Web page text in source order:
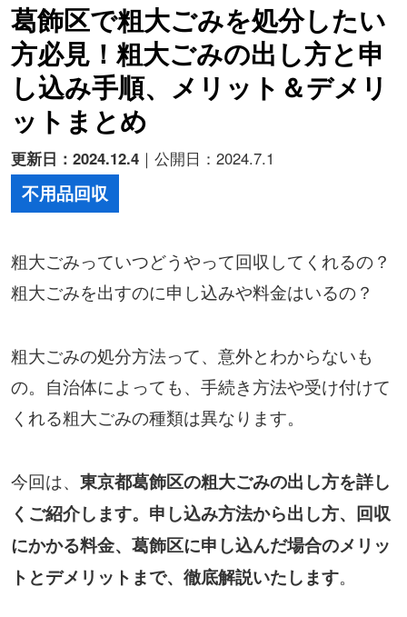
葛飾区で粗大ごみを処分したい
方必見！粗大ごみの出し方と申
し込み手順、メリット＆デメリ
ットまとめ
更新日：2024.12.4｜公開日：2024.7.1
不用品回収
粗大ごみっていつどうやって回収してくれるの？
粗大ごみを出すのに申し込みや料金はいるの？
粗大ごみの処分方法って、意外とわからないも
の。自治体によっても、手続き方法や受け付けて
くれる粗大ごみの種類は異なります。
今回は、 東京都葛飾区の粗大ごみの出し方を詳し
くご紹介します。申し込み方法から出し方、回収
にかかる料金、葛飾区に申し込んだ場合のメリッ
トとデメリットまで、徹底解説いたします。